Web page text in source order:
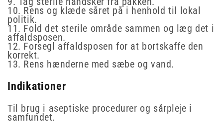
10. Rens og klæde såret på i henhold til lokal
politik.
11. Fold det sterile område sammen og læg det i
affaldsposen.
12. Forsegl affaldsposen for at bortskaffe den
korrekt.
13. Rens hænderne med sæbe og vand.
Indikationer
Til brug i aseptiske procedurer og sårpleje i
samfundet.